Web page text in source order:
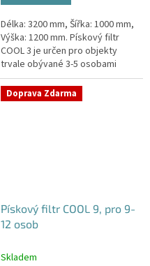
Délka: 3200 mm, Šířka: 1000 mm,
Výška: 1200 mm. Pískový filtr
COOL 3 je určen pro objekty
trvale obývané 3-5 osobami
Český výrobek!
Doprava Zdarma
Pískový filtr COOL 9, pro 9-
12 osob
Skladem